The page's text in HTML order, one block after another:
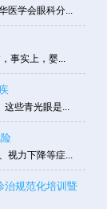
医学会眼科分...
事实上，婴...
些青光眼是...
视力下降等症...
治规范化培训暨